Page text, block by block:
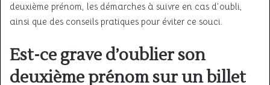
deuxième prénom, les démarches à suivre en cas d’oubli,
ainsi que des conseils pratiques pour éviter ce souci.
Est-ce grave d’oublier son
deuxième prénom sur un billet